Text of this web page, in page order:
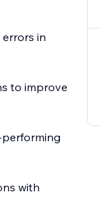
in
to improve
performing
with